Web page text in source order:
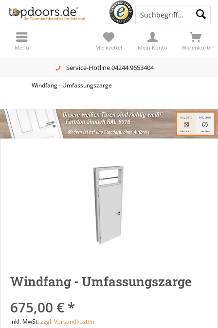
Service-Hotline 04244 9653404
Warenkorb
Merkzettel Mein Konto
Menü
Windfang - Umfassungszarge
Windfang - Umfassungszarge
675,00 € *
inkl. MwSt.zzgl. Versandkosten